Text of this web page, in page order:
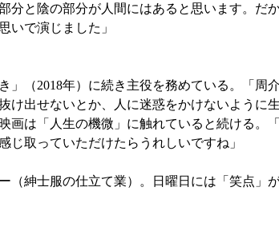
と陰の部分が人間にはあると思います。だ
いで演じました」
（2018年）に続き主役を務めている。「周
出せないとか、人に迷惑をかけないように
は「人生の機微」に触れていると続ける。
じ取っていただけたらうれしいですね」
紳士服の仕立て業）。日曜日には「笑点」